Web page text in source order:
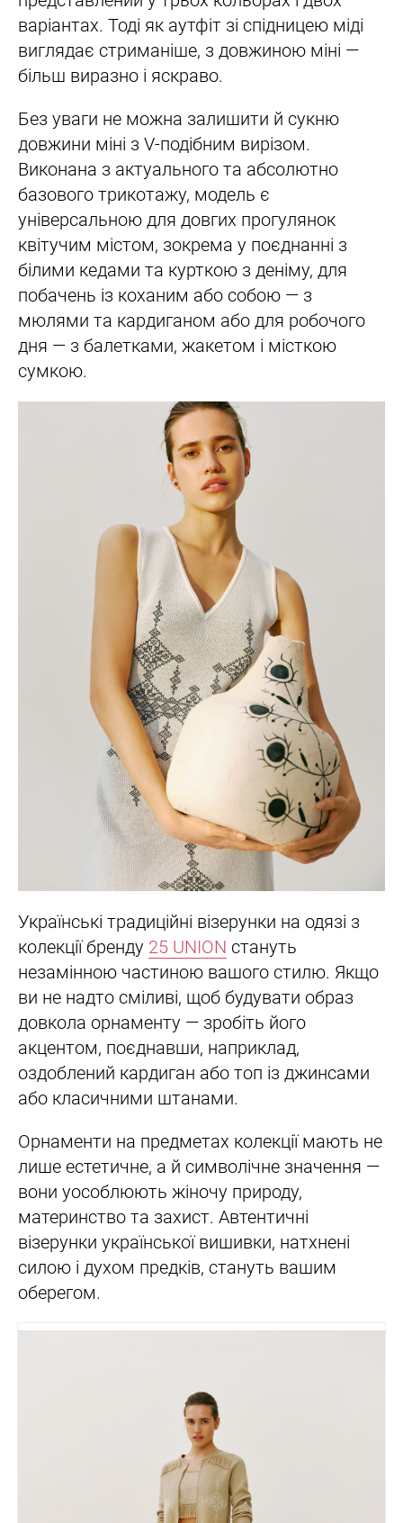
варіантах. Тоді як аутфіт зі спідницею міді
виглядає стриманіше, з довжиною міні —
більш виразно і яскраво.
Без уваги не можна залишити й сукню
довжини міні з V-подібним вирізом.
Виконана з актуального та абсолютно
базового трикотажу, модель є
універсальною для довгих прогулянок
квітучим містом, зокрема у поєднанні з
білими кедами та курткою з деніму, для
побачень із коханим або собою — з
мюлями та кардиганом або для робочого
дня — з балетками, жакетом і місткою
сумкою.
Українські традиційні візерунки на одязі з
колекції бренду 25 UNION стануть
незамінною частиною вашого стилю. Якщо
ви не надто сміливі, щоб будувати образ
довкола орнаменту — зробіть його
акцентом, поєднавши, наприклад,
оздоблений кардиган або топ із джинсами
або класичними штанами.
Орнаменти на предметах колекції мають не
лише естетичне, а й символічне значення —
вони уособлюють жіночу природу,
материнство та захист. Автентичні
візерунки української вишивки, натхнені
силою і духом предків, стануть вашим
оберегом.